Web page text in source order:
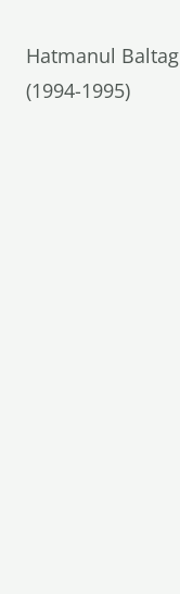
Hatmanul Baltag
(1994-1995)